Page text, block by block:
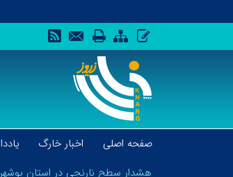
صفحه اصلی اخبار خارگ
هشدار سطح نارنجی در استان